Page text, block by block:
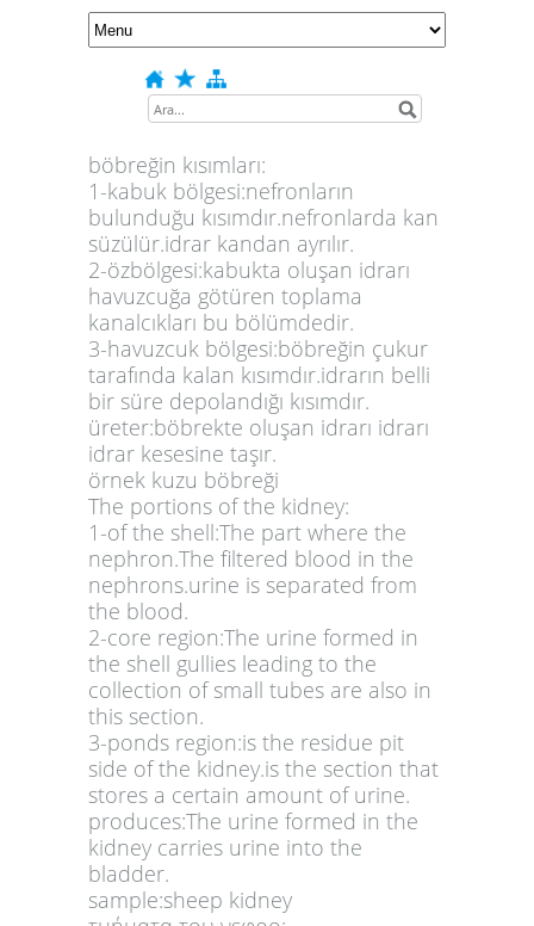
böbreğin kısımları:
1-kabuk bölgesi:nefronların
bulunduğu kısımdır.nefronlarda kan
süzülür.idrar kandan ayrılır.
2-özbölgesi:kabukta oluşan idrarı
havuzcuğa götüren toplama
kanalcıkları bu bölümdedir.
3-havuzcuk bölgesi:böbreğin çukur
tarafında kalan kısımdır.idrarın belli
bir süre depolandığı kısımdır.
üreter:böbrekte oluşan idrarı idrarı
idrar kesesine taşır.
örnek kuzu böbreği
The portions of the kidney:
1-of the shell:The part where the
nephron.The filtered blood in the
nephrons.urine is separated from
the blood.
2-core region:The urine formed in
the shell gullies leading to the
collection of small tubes are also in
this section.
3-ponds region:is the residue pit
side of the kidney.is the section that
stores a certain amount of urine.
produces:The urine formed in the
kidney carries urine into the
bladder.
sample:sheep kidney